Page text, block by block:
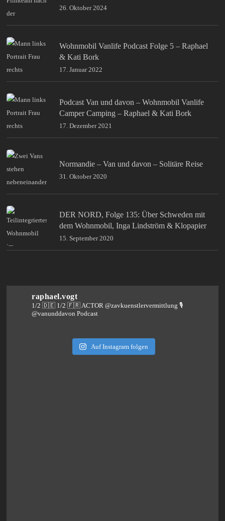
26. Oktober 2024
Wohnmobil Vanlife Podcast Folge 5 – Raphael
& Kati Bork
17. Januar 2022
Podcast Van und davon – Wohnmobil Vanlife
Camper Camping – Raphael & Kati Bork
17. Dezember 2021
Normandie – Van und davon – Solitäre Reise
31. Oktober 2020
DER NORD, Folge 135: Über Schweden mit
dem Wohnmobil, Inga Lindström & Klopapier
15. September 2020
raphael.vogt
1/2 🇩🇪 1/2 🇫🇷 ACTOR @zavkuenstlervermittlung🎙️
@vanunddavon Podcast
Auf Instagram folgen